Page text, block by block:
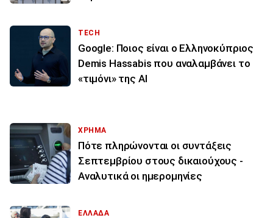
TECH
Google: Ποιος είναι ο Ελληνοκύπριος
Demis Hassabis που αναλαμβάνει το
«τιμόνι» της ΑΙ
ΧΡΗΜΑ
Πότε πληρώνονται οι συντάξεις
Σεπτεμβρίου στους δικαιούχους -
Αναλυτικά οι ημερομηνίες
ΕΛΛΑΔΑ